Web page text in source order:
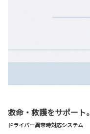
救命・救護をサポート。
ドライバー異常時対応システム